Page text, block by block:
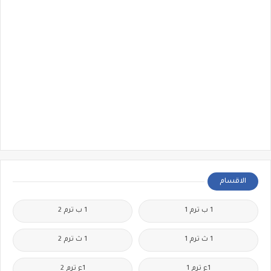
الاقسام
1 ب ترم 1 1 ب ترم 2
1 ث ترم 1 1 ث ترم 2
1ع ترم 1 1ع ترم 2